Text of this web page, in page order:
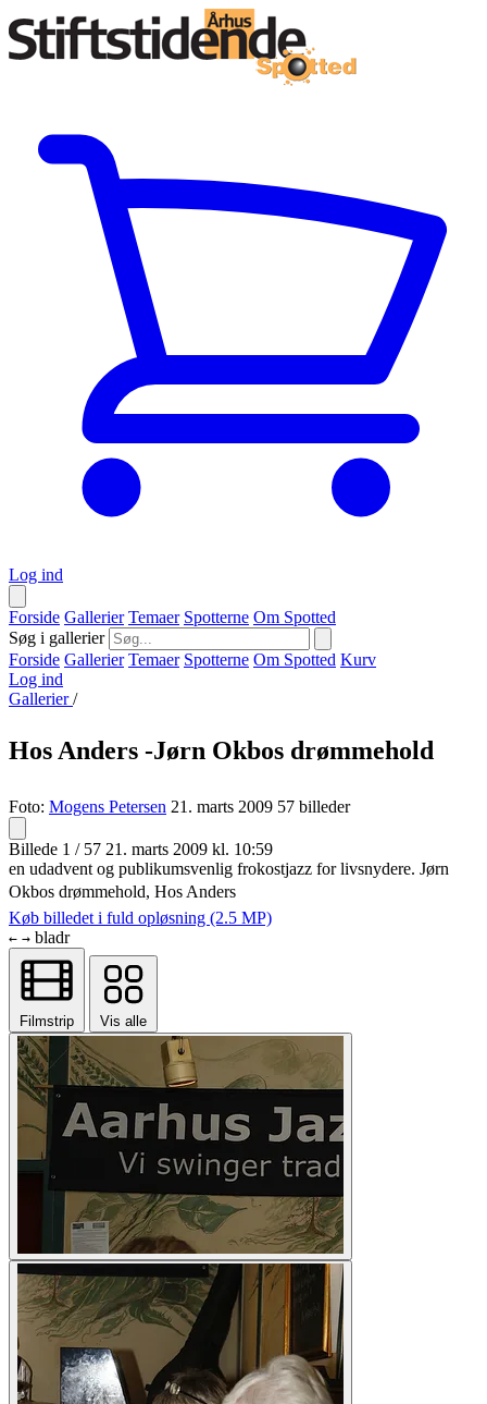
Log ind
Forside Gallerier Temaer Spotterne Om Spotted
Søg i gallerier
Forside Gallerier Temaer Spotterne Om Spotted Kurv
Log ind
Gallerier/
Hos Anders -Jørn Okbos drømmehold
Foto: Mogens Petersen 21. marts 2009 57 billeder
Billede 1 / 57 21. marts 2009 kl. 10:59
en udadvent og publikumsvenlig frokostjazz for livsnydere. Jørn
Okbos drømmehold, Hos Anders
Køb billedet i fuld opløsning (2.5 MP)
← → bladr
Filmstrip Vis alle